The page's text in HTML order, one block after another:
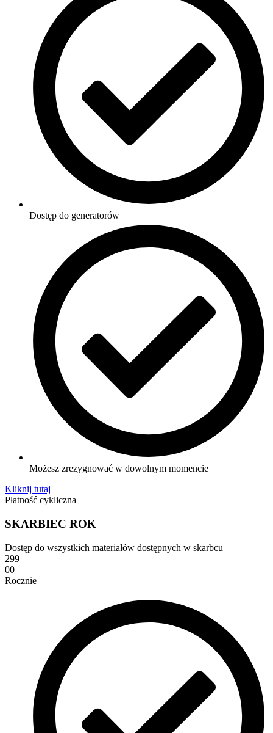
Dostęp do generatorów
Możesz zrezygnować w dowolnym momencie
Kliknij tutaj
Płatność cykliczna
SKARBIEC ROK
Dostęp do wszystkich materiałów dostępnych w skarbcu
299
00
Rocznie